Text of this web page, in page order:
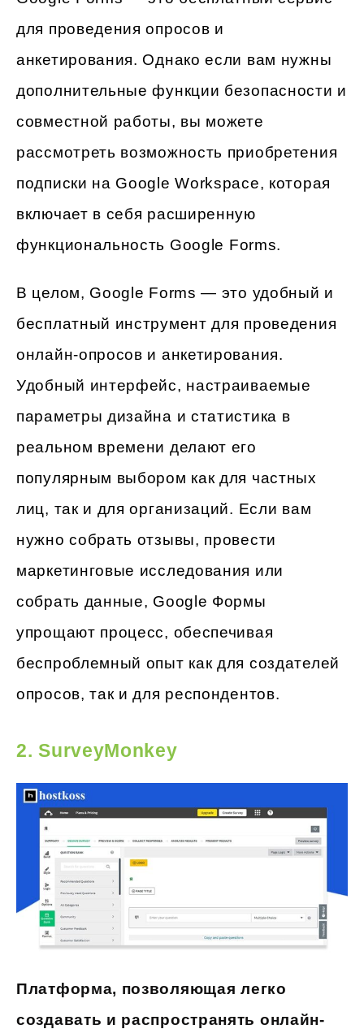
для проведения опросов и
анкетирования. Однако если вам нужны
дополнительные функции безопасности и
совместной работы, вы можете
рассмотреть возможность приобретения
подписки на Google Workspace, которая
включает в себя расширенную
функциональность Google Forms.
В целом, Google Forms — это удобный и
бесплатный инструмент для проведения
онлайн-опросов и анкетирования.
Удобный интерфейс, настраиваемые
параметры дизайна и статистика в
реальном времени делают его
популярным выбором как для частных
лиц, так и для организаций. Если вам
нужно собрать отзывы, провести
маркетинговые исследования или
собрать данные, Google Формы
упрощают процесс, обеспечивая
беспроблемный опыт как для создателей
опросов, так и для респондентов.
2. SurveyMonkey
Платформа, позволяющая легко
создавать и распространять онлайн-